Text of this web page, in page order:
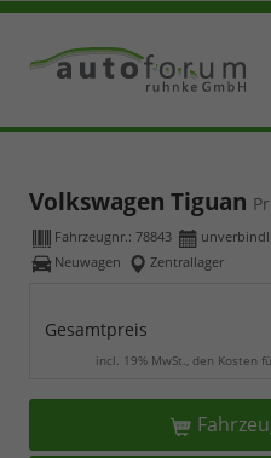
Volkswagen Tiguan
Fahrzeugnr.: 78843
Neuwagen
Zentrallager
Gesamtpreis
incl. 19% MwSt., den Kosten